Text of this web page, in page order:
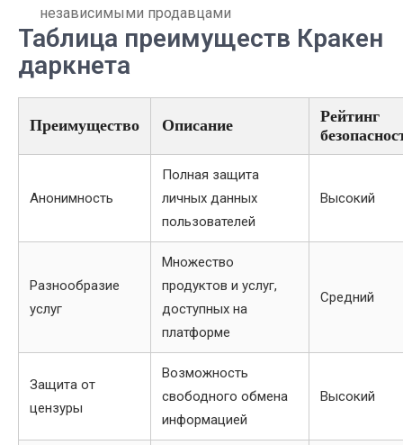
независимыми продавцами
Таблица преимуществ Кракен
даркнета
Преимущество Описание
Рейтинг
Анонимность
Полная защита
личных данных
пользователей
Высокий
Разнообразие
услуг
Множество
продуктов и услуг,
доступных на
платформе
Средний
Защита от
цензуры
Возможность
свободного обмена
информацией
Высокий